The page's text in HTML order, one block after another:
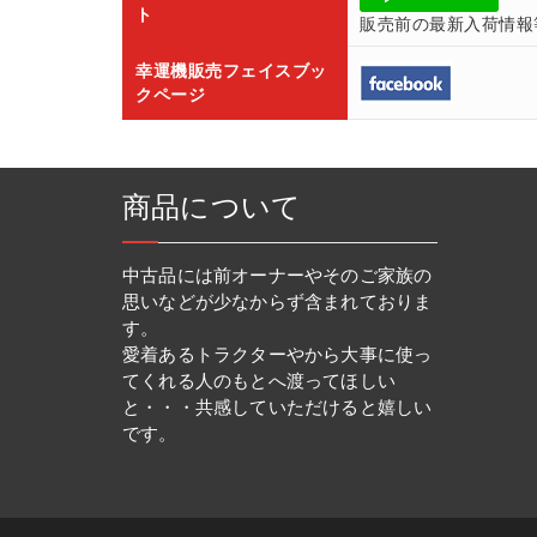
ト
販売前の最新入荷情報
幸運機販売フェイスブッ
クページ
商品について
中古品には前オーナーやそのご家族の
思いなどが少なからず含まれておりま
す。
愛着あるトラクターやから大事に使っ
てくれる人のもとへ渡ってほしい
と・・・共感していただけると嬉しい
です。